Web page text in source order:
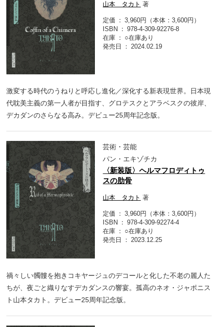
山本 タカト 著
定価
3,960円（本体：3,600円）
ISBN
978-4-309-92276-8
在庫
○在庫あり
発売日
2024.02.19
激変する時代のうねりと呼応し進化／深化する新表現世界。日本現
代耽美主義の第一人者が目指す、グロテスクとアラベスクの彼岸、
デカダンのさらなる高み。デビュー25周年記念版。
芸術・芸能
パン・エキゾチカ
〈新装版〉ヘルマフロディトゥ
スの肋骨
山本 タカト 著
定価
3,960円（本体：3,600円）
ISBN
978-4-309-92274-4
在庫
○在庫あり
発売日
2023.12.25
禍々しい髑髏を抱きコキヤージュのデコールと化した不老の麗人た
ちが、夜ごと織りなすデカダンスの響宴。孤高のネオ・ジャポニス
ト山本タカト。デビュー25周年記念版。